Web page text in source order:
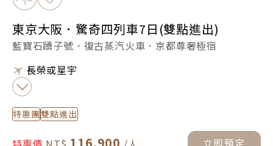
東京大阪．驚奇四列車7日(雙點進出)
藍寶石踴子號．復古蒸汽火車．京都尊奢極宿
長榮或星宇
特惠團雙點進出